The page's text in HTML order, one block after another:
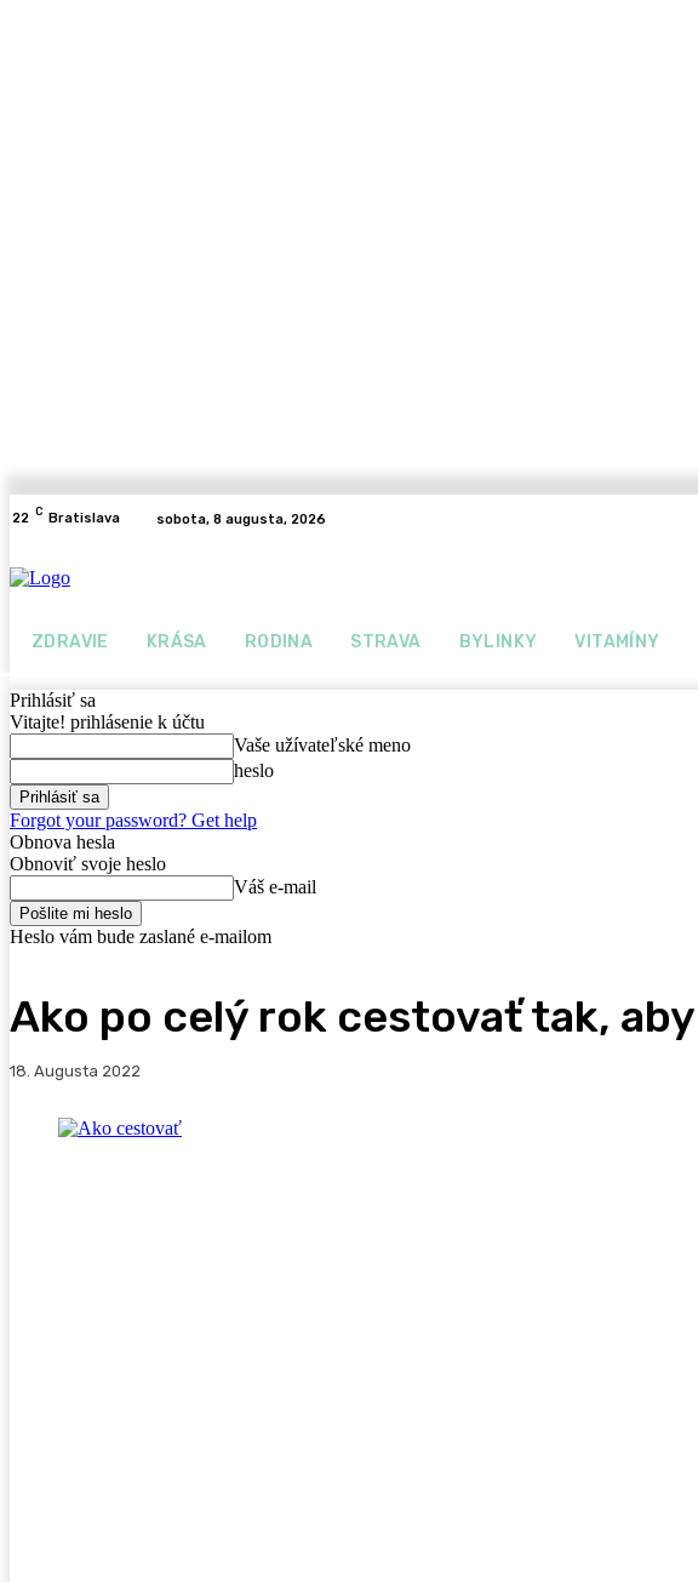
22 C Bratislava sobota, 8 augusta, 2026
ZDRAVIE KRÁSA RODINA STRAVA BYLINKY VITAMÍNY
Prihlásiť sa
Vitajte! prihlásenie k účtu
Vaše užívateľské meno
heslo
Forgot your password? Get help
Obnova hesla
Obnoviť svoje heslo
Váš e-mail
Heslo vám bude zaslané e-mailom
Ako po celý rok cestovať tak,
18. Augusta 2022